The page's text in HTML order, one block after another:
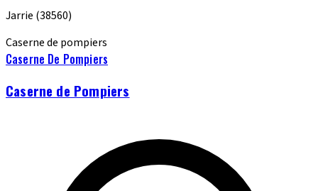
Jarrie (38560)
Caserne de pompiers
Caserne De Pompiers
Caserne de Pompiers